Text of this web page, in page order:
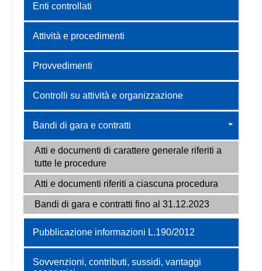
Enti controllati
Attività e procedimenti
Provvedimenti
Controlli su attività e organizzazione
Bandi di gara e contratti
Atti e documenti di carattere generale riferiti a
tutte le procedure
Atti e documenti riferiti a ciascuna procedura
Bandi di gara e contratti fino al 31.12.2023
Pubblicazione informazioni L.190/2012
Sovvenzioni, contributi, sussidi, vantaggi